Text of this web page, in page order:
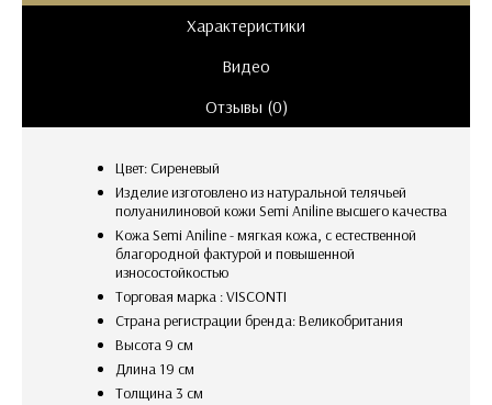
Характеристики
Видео
Отзывы (0)
Цвет: Сиреневый
Изделие изготовлено из натуральной телячьей
полуанилиновой кожи Semi Aniline высшего качества
Кожа Semi Aniline - мягкая кожа, с естественной
благородной фактурой и повышенной
износостойкостью
Торговая марка : VISCONTI
Страна регистрации бренда: Великобритания
Высота 9 см
Длина 19 см
Толщина 3 см